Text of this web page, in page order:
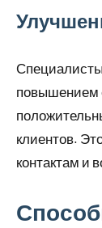
повышением
клиентов.
контактам и